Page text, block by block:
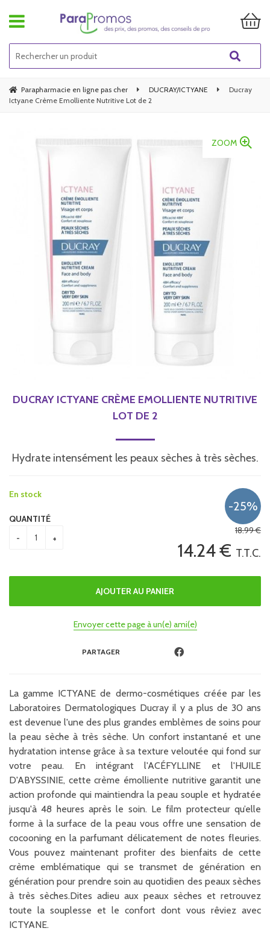
Parapharmacie en ligne pas cher DUCRAY/ICTYANE
Ducray
Ictyane Crème Emolliente Nutritive Lot de 2
ZOOM
DUCRAY ICTYANE CRÈME EMOLLIENTE NUTRITIVE
LOT DE 2
Hydrate intensément les peaux sèches à très sèches.
18.99€
14.24€ T.T.C.
En stock
QUANTITÉ
Envoyer cette page à un(e) ami(e)
PARTAGER
La gamme ICTYANE de dermo-cosmétiques créée par les
Laboratoires Dermatologiques Ducray il y a plus de 30 ans
est devenue l'une des plus grandes emblèmes de soins pour
la peau sèche à très sèche. Un confort instantané et une
hydratation intense grâce à sa texture veloutée qui fond sur
votre peau. En intégrant l'ACÉFYLLINE et l'HUILE
D'ABYSSINIE, cette crème émolliente nutritive garantit une
action profonde qui maintiendra la peau souple et hydratée
jusqu'à 48 heures après le soin. Le film protecteur qu’elle
forme à la surface de la peau vous offre une sensation de
cocooning en la parfumant délicatement de notes fleuries.
Vous pouvez maintenant profiter des bienfaits de cette
crème emblématique qui se transmet de génération en
génération pour prendre soin au quotidien des peaux sèches
à très sèches.Dites adieu aux peaux sèches et retrouvez
toute la souplesse et le confort dont vous rêviez avec
ICTYANE.